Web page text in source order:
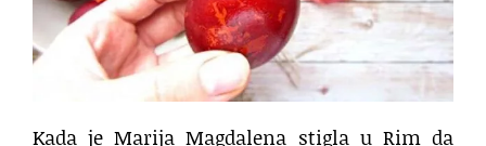
Kada je Marija Magdalena stigla u Rim da